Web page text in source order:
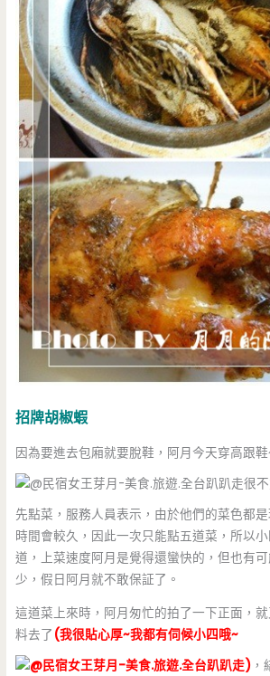
招牌胡椒蝦
因為要進去包廂就要脫鞋，阿月今天穿高跟鞋
很
先點菜，服務人員表示，由於他們的菜色都
時間會較久，因此一次只能點五道菜，所以
道，上菜速度阿月是覺得還蠻快的，但也有
少，假日阿月就不敢保証了。
這道菜上來時，阿月匆忙的拍了一下正面，
料去了 (我很貼心厚~我都有伺候小四哦~
)